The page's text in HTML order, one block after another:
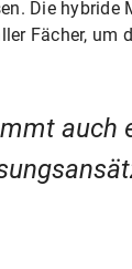
Die
Fächer, um
auch